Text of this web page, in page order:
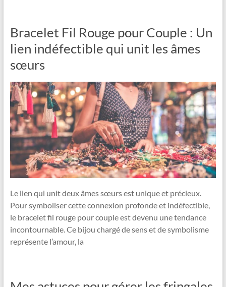
Bracelet Fil Rouge pour Couple : Un
lien indéfectible qui unit les âmes
sœurs
Le lien qui unit deux âmes sœurs est unique et précieux.
Pour symboliser cette connexion profonde et indéfectible,
le bracelet fil rouge pour couple est devenu une tendance
incontournable. Ce bijou chargé de sens et de symbolisme
représente l’amour, la